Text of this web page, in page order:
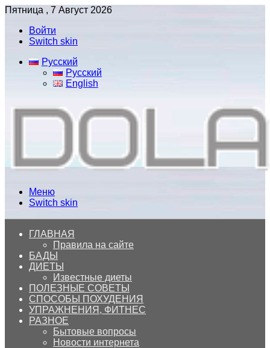
Пятница , 7 Август 2026
Войти
Switch skin
Русский
Русский
English
Меню
Switch skin
ГЛАВНАЯ
Правила на сайте
БАДЫ
ДИЕТЫ
Известные диеты
ПОЛЕЗНЫЕ СОВЕТЫ
СПОСОБЫ ПОХУДЕНИЯ
УПРАЖНЕНИЯ, ФИТНЕС
РАЗНОЕ
Бытовые вопросы
Новости интернета